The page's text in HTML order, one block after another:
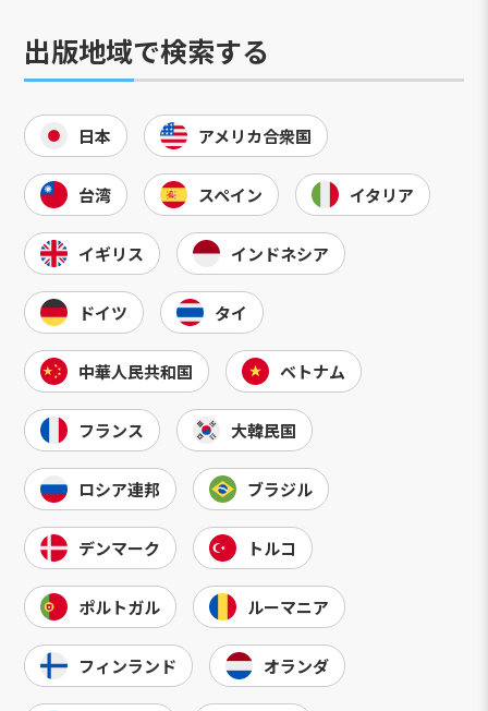
出版地域で検索する
日本 アメリカ合衆国
台湾 スペイン イタリア
イギリス インドネシア
ドイツ タイ
中華人民共和国 ベトナム
フランス 大韓民国
ロシア連邦 ブラジル
デンマーク トルコ
ポルトガル ルーマニア
フィンランド オランダ